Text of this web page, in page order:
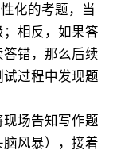
化的考题，当
相反，如果答
错，那么后续
过程中发现题
场告知写作题
风暴），接着